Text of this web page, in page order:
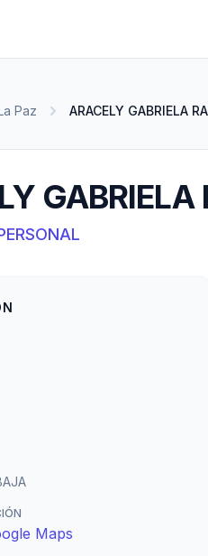
Paz ARACELY GABRIELA
Maps